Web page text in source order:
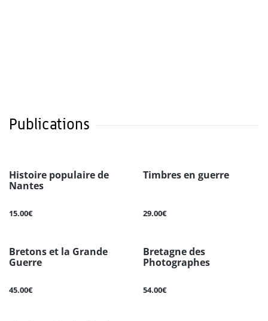
Publications
Histoire populaire de
Nantes
15.00€
Timbres en guerre
29.00€
Bretons et la Grande
Guerre
45.00€
Bretagne des
Photographes
54.00€